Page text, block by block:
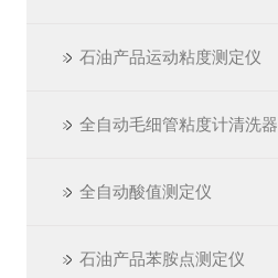
石油产品运动粘度测定仪
全自动毛细管粘度计清洗器
全自动酸值测定仪
石油产品苯胺点测定仪